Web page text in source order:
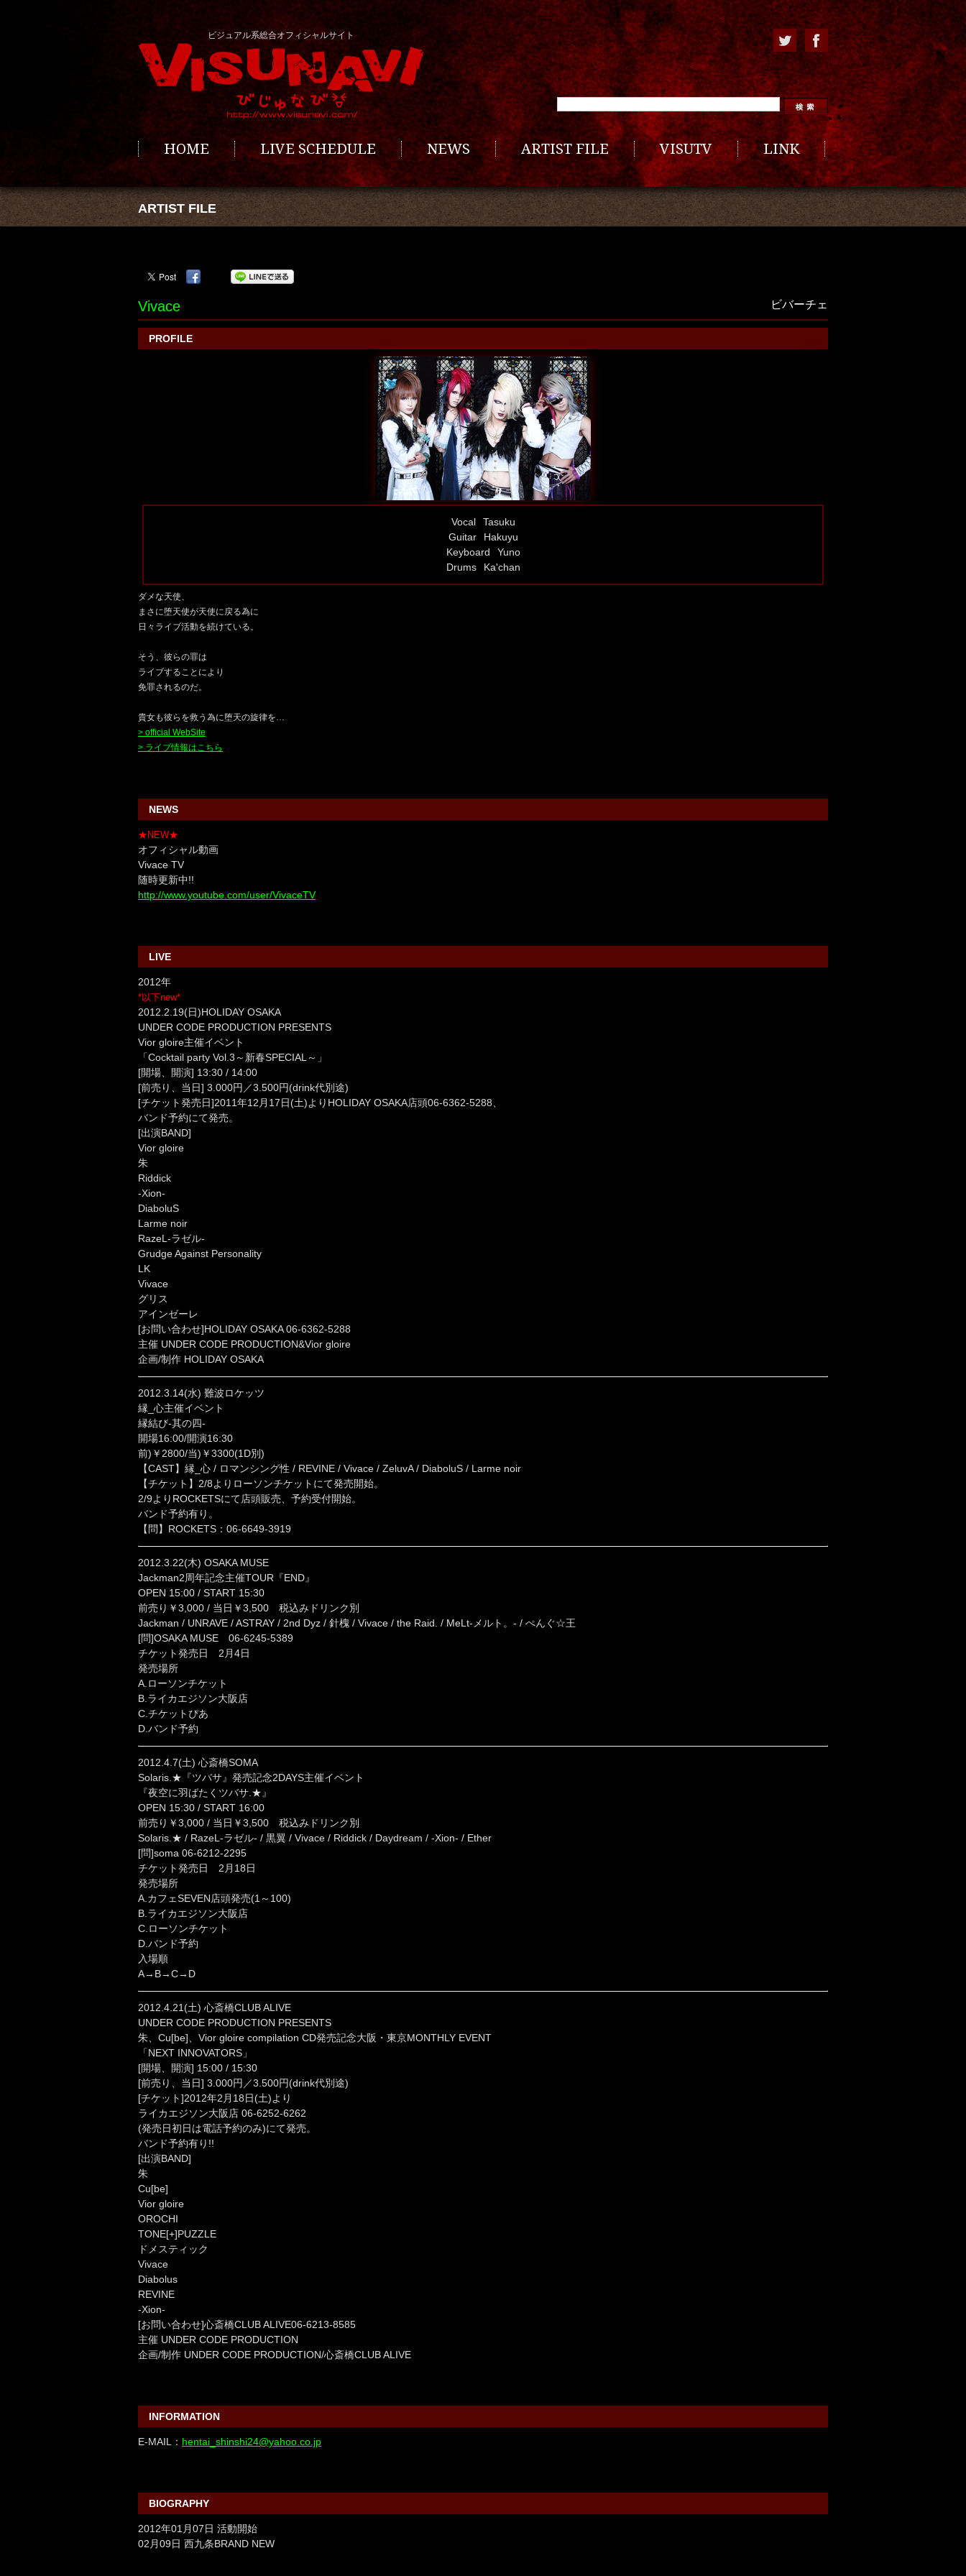
ビジュアル系総合オフィシャルサイト
HOME LIVE SCHEDULE NEWS ARTIST FILE VISUTV LINK
ARTIST FILE
Vivace ビバーチェ
PROFILE
Vocal
Tasuku
Guitar
Hakuyu
Keyboard
Yuno
Drums
Ka'chan
ダメな天使、
まさに堕天使が天使に戻る為に
日々ライブ活動を続けている。
そう、彼らの罪は
ライブすることにより
免罪されるのだ。
貴女も彼らを救う為に堕天の旋律を…
> official WebSite
> ライブ情報はこちら
NEWS
★NEW★
オフィシャル動画
Vivace TV
随時更新中!!
http://www.youtube.com/user/VivaceTV
LIVE
2012年
*以下new*
2012.2.19(日)HOLIDAY OSAKA
UNDER CODE PRODUCTION PRESENTS
Vior gloire主催イベント
「Cocktail party Vol.3～新春SPECIAL～」
[開場、開演] 13:30 / 14:00
[前売り、当日] 3.000円／3.500円(drink代別途)
[チケット発売日]2011年12月17日(土)よりHOLIDAY OSAKA店頭06-6362-5288、
バンド予約にて発売。
[出演BAND]
Vior gloire
朱
Riddick
-Xion-
DiaboluS
Larme noir
RazeL-ラゼル-
Grudge Against Personality
LK
Vivace
グリス
アインゼーレ
[お問い合わせ]HOLIDAY OSAKA 06-6362-5288
主催 UNDER CODE PRODUCTION&Vior gloire
企画/制作 HOLIDAY OSAKA
2012.3.14(水) 難波ロケッツ
縁_心主催イベント
縁結び-其の四-
開場16:00/開演16:30
前)￥2800/当)￥3300(1D別)
【CAST】縁_心 / ロマンシング性 / REVINE / Vivace / ZeluvA / DiaboluS / Larme noir
【チケット】2/8よりローソンチケットにて発売開始。
2/9よりROCKETSにて店頭販売、予約受付開始。
バンド予約有り。
【問】ROCKETS：06-6649-3919
2012.3.22(木) OSAKA MUSE
Jackman2周年記念主催TOUR『END』
OPEN 15:00 / START 15:30
前売り￥3,000 / 当日￥3,500 税込みドリンク別
Jackman / UNRAVE / ASTRAY / 2nd Dyz / 針槐 / Vivace / the Raid. / MeLt-メルト。- / ぺんぐ☆王
[問]OSAKA MUSE 06-6245-5389
チケット発売日 2月4日
発売場所
A.ローソンチケット
B.ライカエジソン大阪店
C.チケットぴあ
D.バンド予約
2012.4.7(土) 心斎橋SOMA
Solaris.★『ツバサ』発売記念2DAYS主催イベント
『夜空に羽ばたくツバサ.★』
OPEN 15:30 / START 16:00
前売り￥3,000 / 当日￥3,500 税込みドリンク別
Solaris.★ / RazeL-ラゼル- / 黒翼 / Vivace / Riddick / Daydream / -Xion- / Ether
[問]soma 06-6212-2295
チケット発売日 2月18日
発売場所
A.カフェSEVEN店頭発売(1～100)
B.ライカエジソン大阪店
C.ローソンチケット
D.バンド予約
入場順
A→B→C→D
2012.4.21(土) 心斎橋CLUB ALIVE
UNDER CODE PRODUCTION PRESENTS
朱、Cu[be]、Vior gloire compilation CD発売記念大阪・東京MONTHLY EVENT
「NEXT INNOVATORS」
[開場、開演] 15:00 / 15:30
[前売り、当日] 3.000円／3.500円(drink代別途)
[チケット]2012年2月18日(土)より
ライカエジソン大阪店 06-6252-6262
(発売日初日は電話予約のみ)にて発売。
バンド予約有り!!
[出演BAND]
朱
Cu[be]
Vior gloire
OROCHI
TONE[+]PUZZLE
ドメスティック
Vivace
Diabolus
REVINE
-Xion-
[お問い合わせ]心斎橋CLUB ALIVE06-6213-8585
主催 UNDER CODE PRODUCTION
企画/制作 UNDER CODE PRODUCTION/心斎橋CLUB ALIVE
INFORMATION
E-MAIL： hentai_shinshi24@yahoo.co.jp
BIOGRAPHY
2012年01月07日 活動開始
02月09日 西九条BRAND NEW